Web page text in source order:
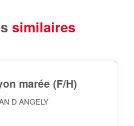
similaires
marée (F/H)
D ANGELY